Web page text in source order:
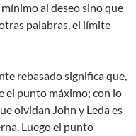
al deseo sino que
palabras, el límite
rebasado significa que,
el punto máximo; con lo
olvidan John y Leda es
Luego el punto